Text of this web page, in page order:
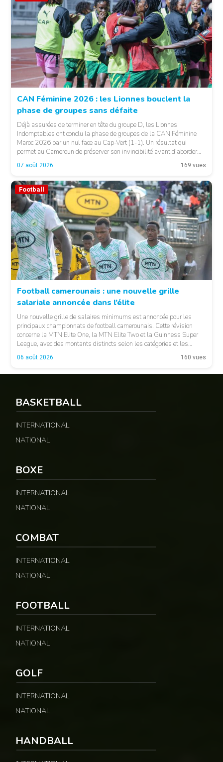
CAN Féminine 2026 : les Lionnes bouclent la
phase de groupes sans défaite
Déjà assurées de terminer en tête du groupe D, les Lionnes
Indomptables ont conclu la phase de groupes de la CAN Féminine
Maroc 2026 par un nul face au Cap-Vert (1-1). Un résultat qui
permet au Cameroun de préserver son invincibilité avant d’aborder
les choses sérieuses. Les Camerounaises ont rapidement pris le
contrôle des opérations […]
07 août 2026 169 vues
Football
Football camerounais : une nouvelle grille
salariale annoncée dans l’élite
Une nouvelle grille de salaires minimums est annoncée pour les
principaux championnats de football camerounais. Cette révision
concerne la MTN Elite One, la MTN Elite Two et la Guinness Super
League, avec des montants distincts selon les catégories et les
fonctions. LA SUITE APRÈS LA PUBLICITÉ Selon les informations
relayées par Allez Les Lions, […]
06 août 2026 160 vues
BASKETBALL
INTERNATIONAL
NATIONAL
BOXE
INTERNATIONAL
NATIONAL
COMBAT
INTERNATIONAL
NATIONAL
FOOTBALL
INTERNATIONAL
NATIONAL
GOLF
INTERNATIONAL
NATIONAL
HANDBALL